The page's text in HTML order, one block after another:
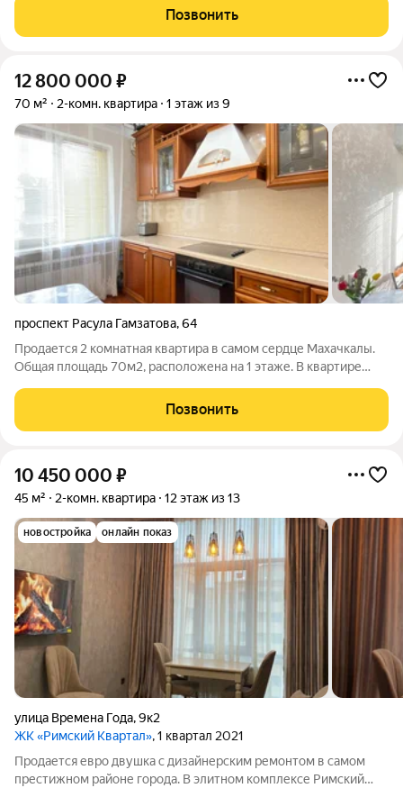
владельцем просторной и современной двухкомнатной
квартиры с видом на море. Это жилье
Позвонить
12 800 000 ₽
70 м² 2-комн. квартира 1 этаж из 9
проспект Расула Гамзатова,64
Продается 2 комнатная квартира в самом сердце Махачкалы.
Общая площадь 70м2, расположена на 1 этаже. В квартире
, что вся мебель остается . Все коммуникации в доме
проведены. При желании можно
Позвонить
10 450 000 ₽
45 м² 2-комн. квартира 12 этаж из 13
новостройка онлайн показ
улица Времена Года,9к2
ЖК «Римский Квартал», 1 квартал 2021
Продается евро двушка с дизайнерским ремонтом в самом
престижном районе города. В элитном комплексе Римский